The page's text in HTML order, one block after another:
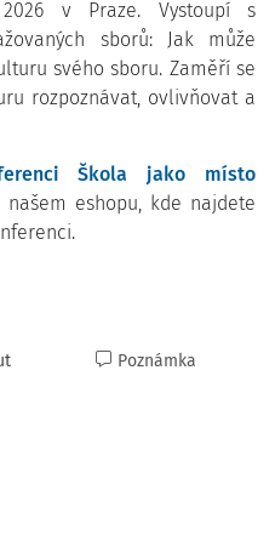
v Praze. Vystoupí s
sborů: Jak může
svého sboru. Zaměří se
rozpoznávat, ovlivňovat a
Škola jako místo
eshopu, kde najdete
Poznámka